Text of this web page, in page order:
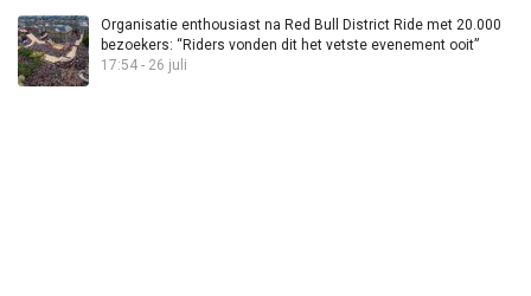
Organisatie enthousiast na Red Bull District Ride met 20.000
bezoekers: “Riders vonden dit het vetste evenement ooit”
17:54 - 26 juli